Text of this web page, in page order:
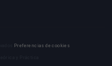
Preferencias de cookies